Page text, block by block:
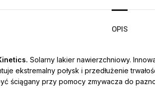
OPIS
Solarny lakier nawierzchniowy.
ekstremalny połysk i przedłużenie
ściągany przy pomocy zmywacza do